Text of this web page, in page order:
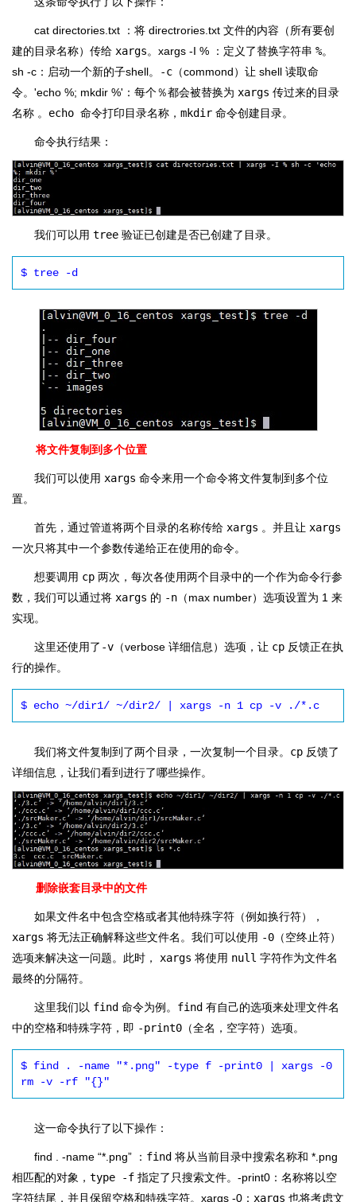
cat directories.txt ：将 directrories.txt 文件的内容（所有要创
建的目录名称）传给 xargs。xargs -I % ：定义了替换字符串 %。
sh -c：启动一个新的子shell。
-c （commond）让 shell 读取命
令。'echo %; mkdir %'：每个％都会被替换为 xargs 传过来的目录
名称 。 echo 命令打印目录名称， mkdir 命令创建目录。
命令执行结果：
我们可以用 tree 验证已创建是否已创建了目录。
$ tree -d
将文件复制到多个位置
我们可以使用 xargs 命令来用一个命令将文件复制到多个位
置。
首先，通过管道将两个目录的名称传给 xargs 。并且让 xargs
一次只将其中一个参数传递给正在使用的命令。
想要调用 cp 两次，每次各使用两个目录中的一个作为命令行参
数，我们可以通过将 xargs 的 -n （max number）选项设置为 1 来
实现。
这里还使用了 -v （verbose 详细信息）选项，让 cp 反馈正在执
行的操作。
$ echo ~/dir1/ ~/dir2/ | xargs -n 1 cp -v ./*.c
我们将文件复制到了两个目录，一次复制一个目录。 cp 反馈了
详细信息，让我们看到进行了哪些操作。
删除嵌套目录中的文件
如果文件名中包含空格或者其他特殊字符（例如换行符），
xargs 将无法正确解释这些文件名。我们可以使用 -0 （空终止符）
选项来解决这一问题。此时， xargs 将使用 null 字符作为文件名
最终的分隔符。
这里我们以 find 命令为例。 find 有自己的选项来处理文件名
中的空格和特殊字符，即 -print0 （全名，空字符）选项。
$ find . -name "*.png" -type f -print0 | xargs -0
rm -v -rf "{}"
这一命令执行了以下操作：
find . -name “*.png” ： find 将从当前目录中搜索名称和 *.png
相匹配的对象， type -f 指定了只搜索文件。-print0：名称将以空
字符结尾，并且保留空格和特殊字符。xargs -0： xargs 也将考虑文